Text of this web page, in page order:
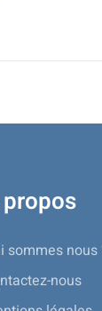
sommes nous
nous